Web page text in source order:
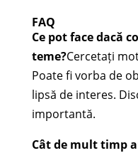
FAQ
Ce pot face dacă
teme?Cercetați
Poate fi vorba de
lipsă de interes.
importantă.
Cât de mult timp